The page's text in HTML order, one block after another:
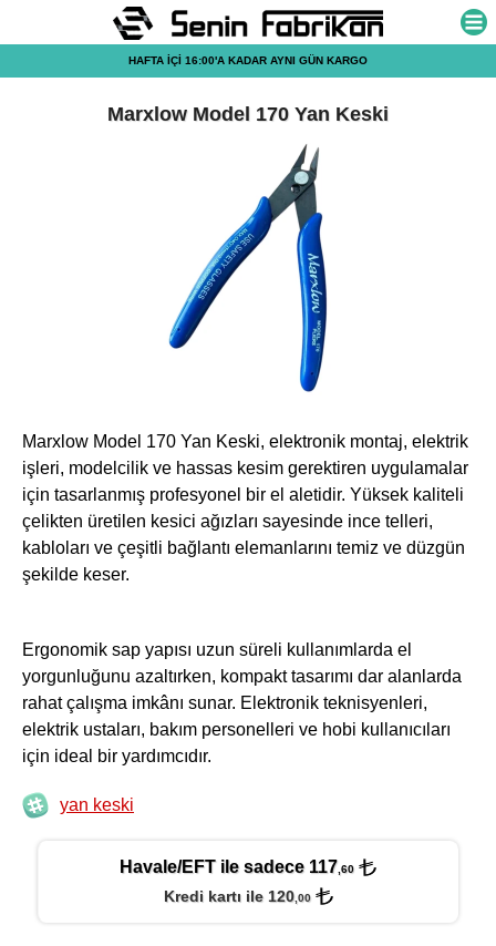
HAFTA İÇİ 16:00'A KADAR AYNI GÜN KARGO
Marxlow Model 170 Yan Keski
Marxlow Model 170 Yan Keski, elektronik montaj, elektrik
işleri, modelcilik ve hassas kesim gerektiren uygulamalar
için tasarlanmış profesyonel bir el aletidir. Yüksek kaliteli
çelikten üretilen kesici ağızları sayesinde ince telleri,
kabloları ve çeşitli bağlantı elemanlarını temiz ve düzgün
şekilde keser.
Ergonomik sap yapısı uzun süreli kullanımlarda el
yorgunluğunu azaltırken, kompakt tasarımı dar alanlarda
rahat çalışma imkânı sunar. Elektronik teknisyenleri,
elektrik ustaları, bakım personelleri ve hobi kullanıcıları
için ideal bir yardımcıdır.
yan keski
Havale/EFT ile sadece 117 ,60
Kredi kartı ile 120,00